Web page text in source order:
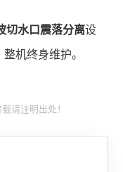
切水口震落分离设
机终身维护。
请注明出处！